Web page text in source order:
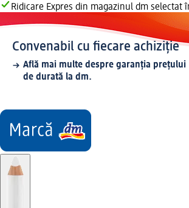
Ridicare Expres din magazinul dm selectat
Convenabil cu fiecare achiziție
Află mai multe despre garanția prețului
de durată la dm.